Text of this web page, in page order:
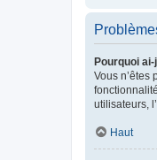
Pourquoi
Vous n’êtes
utilisateurs,
Haut